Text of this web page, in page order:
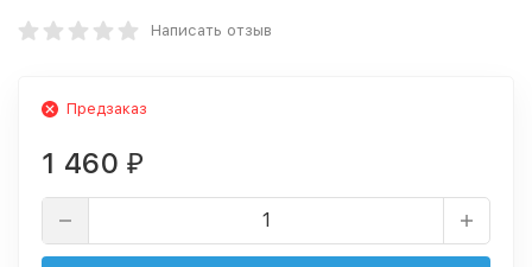
Написать отзыв
Предзаказ
1 460 ₽